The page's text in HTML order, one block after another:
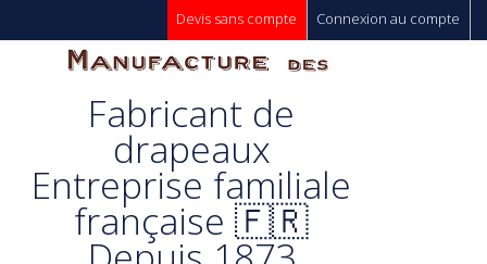
Connexion au compte
Devis sans compte
Manufacture
Des
Drapeaux
Fabricant de
drapeaux
Entreprise familiale
française 🇫🇷